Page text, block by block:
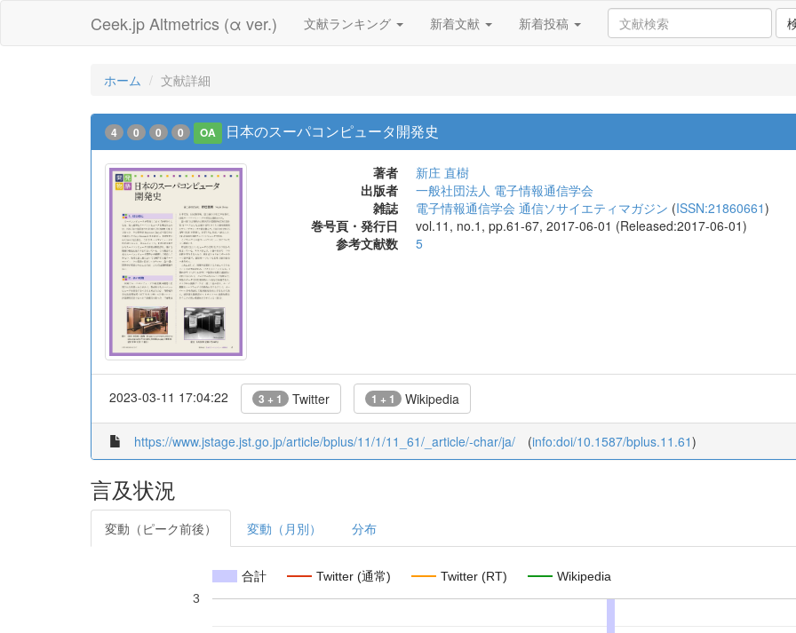
Ceek.jp Altmetrics (α ver.) 文献ランキング 新着文献 新着投稿
ホーム 文献詳細
4 0 0 0 OA 日本のスーパコンピュータ開発史
著者
新庄 直樹
出版者
一般社団法人 電子情報通信学会
雑誌
電子情報通信学会 通信ソサイエティマガジン (ISSN:21860661)
巻号頁・発行日
vol.11, no.1, pp.61-67, 2017-06-01 (Released:2017-06-01)
参考文献数
5
2023-03-11 17:04:22 3 + 1 Twitter 1 + 1 Wikipedia
https://www.jstage.jst.go.jp/article/bplus/11/1/11_61/_article/-char/ja/ (info:doi/10.1587/bplus.11.61)
言及状況
変動（ピーク前後） 変動（月別） 分布
合計 Twitter (通常) Twitter (RT) Wikipedia
3